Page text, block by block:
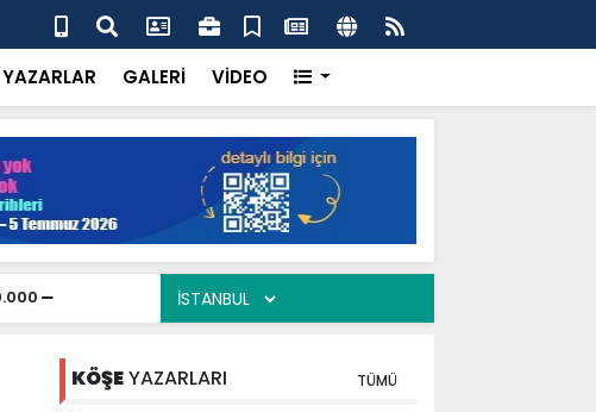
Dönercisi Dönerci Bey, Organizasyonların da Vazgeçilmez
YAZARLAR GALERİ VİDEO
KÖŞEYAZARLARI TÜMÜ